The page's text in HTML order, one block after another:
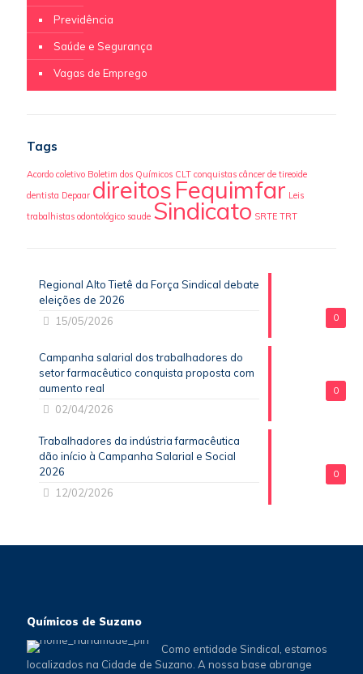
Previdência
Saúde e Segurança
Vagas de Emprego
Tags
Acordo coletivo Boletim dos Químicos CLT conquistas câncer de tireoide
dentista Depaar direitosFequimfar Leis
trabalhistas odontológico saude Sindicato SRTE TRT
0
Regional Alto Tietê da Força Sindical debate
eleições de 2026
15/05/2026
0
Campanha salarial dos trabalhadores do
setor farmacêutico conquista proposta com
aumento real
02/04/2026
0
Trabalhadores da indústria farmacêutica
dão início à Campanha Salarial e Social
2026
12/02/2026
Químicos de Suzano
Como entidade Sindical, estamos
localizados na Cidade de Suzano. A nossa base abrange